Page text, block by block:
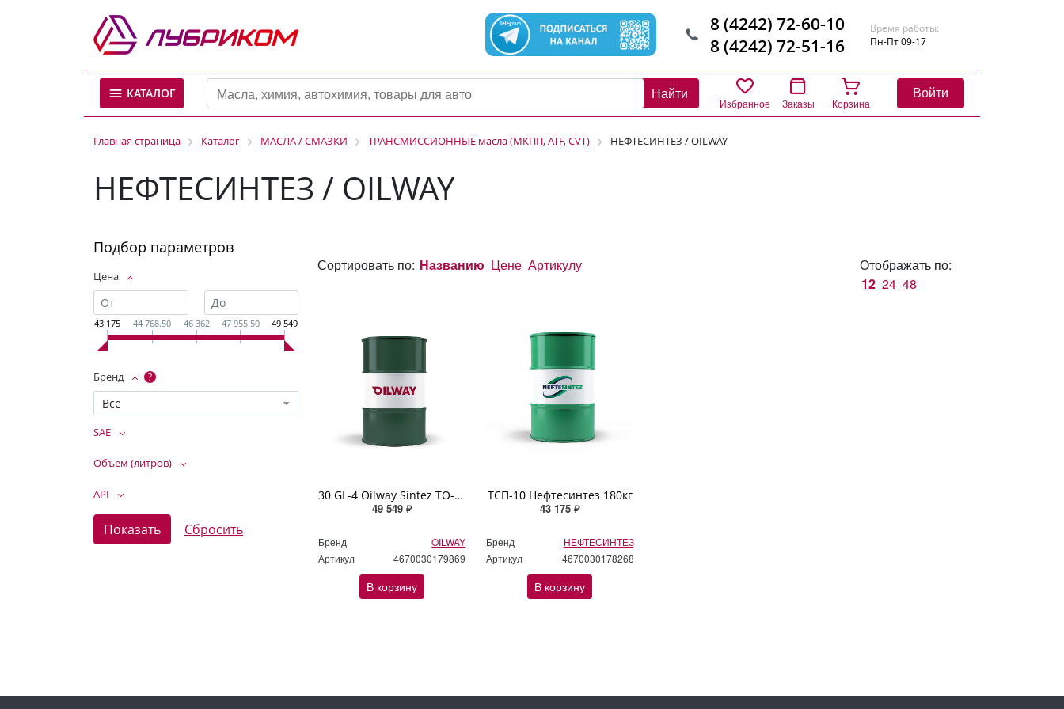
8 (4242) 72-60-10
8 (4242) 72-51-16
Время работы:
Пн-Пт 09-17
КАТАЛОГ Найти
Избранное Заказы Корзина
Войти
Главная страница Каталог МАСЛА / СМАЗКИ ТРАНСМИССИОННЫЕ масла (МКПП, ATF, CVT) НЕФТЕСИНТЕЗ / OILWAY
НЕФТЕСИНТЕЗ / OILWAY
Подбор параметров
Цена
43 175 44 768.50 46 362 47 955.50 49 549
Бренд ?
Все
SAE
Объем (литров)
API
Сортировать по: Названию Цене Артикулу
Отображать по:
12 24 48
30 GL-4 Oilway Sintez TO-4 180кг минеральное
49 549 ₽
Бренд
OILWAY
Артикул
4670030179869
В корзину
ТСП-10 Нефтесинтез 180кг
43 175 ₽
Бренд
НЕФТЕСИНТЕЗ
Артикул
4670030178268
В корзину